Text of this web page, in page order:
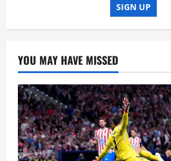
SIGN UP
YOU MAY HAVE MISSED